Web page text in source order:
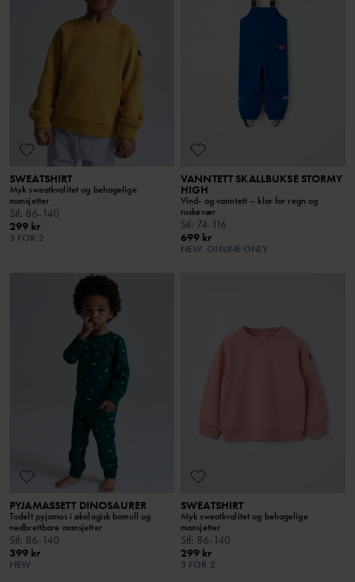
SWEATSHIRT
Myk sweatkvalitet og behagelige
mansjetter
Stl: 86-140
299 kr
3 FOR 2
VANNTETT SKALLBUKSE STORMY
HIGH
Vind- og vanntett – klar for regn og
ruskevær
Stl: 74-116
699 kr
NEW ONLINE ONLY
PYJAMASSETT DINOSAURER
Todelt pyjamas i økologisk bomull og
nedbrettbare mansjetter
Stl: 86-140
399 kr
NEW
SWEATSHIRT
Myk sweatkvalitet og behagelige
mansjetter
Stl: 86-140
299 kr
3 FOR 2